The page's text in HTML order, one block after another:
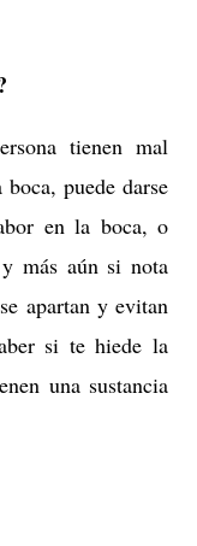
tienen mal
puede darse
en la boca, o
más aún si nota
apartan y evitan
si te hiede la
una sustancia